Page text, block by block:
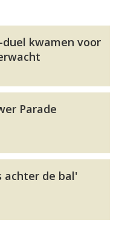
duel kwamen voor
Parade
achter de bal'